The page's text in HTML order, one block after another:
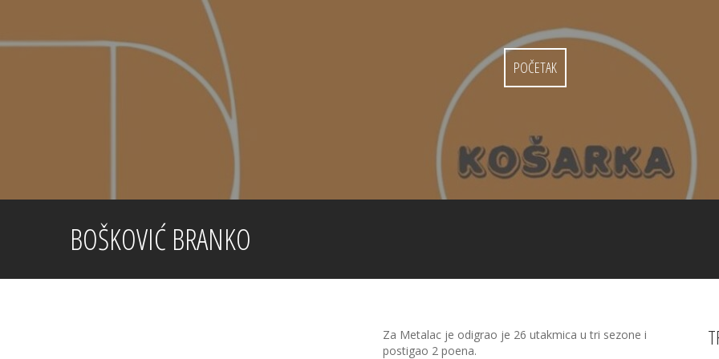
content
POČETAK
BOŠKOVIĆ BRANKO
Za Metalac je odigrao je 26 utakmica u tri sezone i
postigao 2 poena.